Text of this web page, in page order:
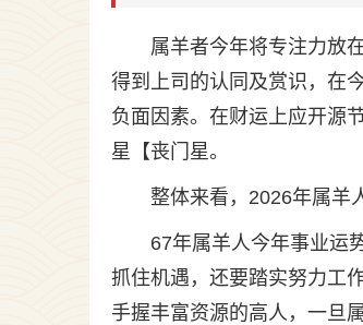
属羊者今年将专注力放
得到上司的认同及赏识，在
负面因素。在财运上应开源
星【丧门星。
整体来看，2026年属羊
67年属羊人今年事业运
抓住机遇，还要踏实努力工
手握丰富资源的高人，一旦